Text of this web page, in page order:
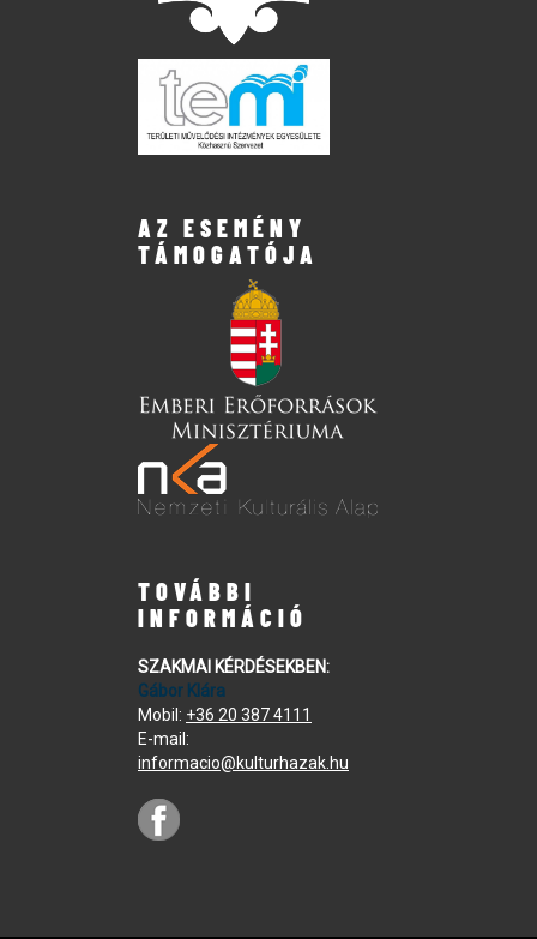
AZ ESEMÉNY
TÁMOGATÓJA
TOVÁBBI
INFORMÁCIÓ
SZAKMAI KÉRDÉSEKBEN:
Gábor Klára
Mobil: +36 20 387 4111
E-mail:
informacio@kulturhazak.hu